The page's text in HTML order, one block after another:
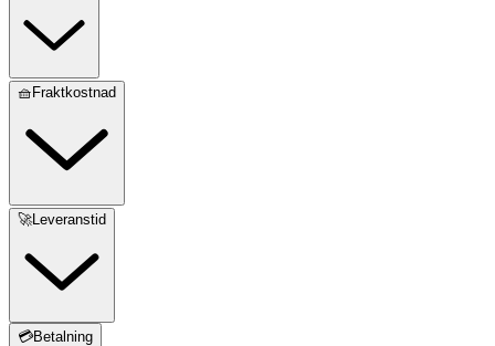
🧺Fraktkostnad
🚀Leveranstid
💳Betalning